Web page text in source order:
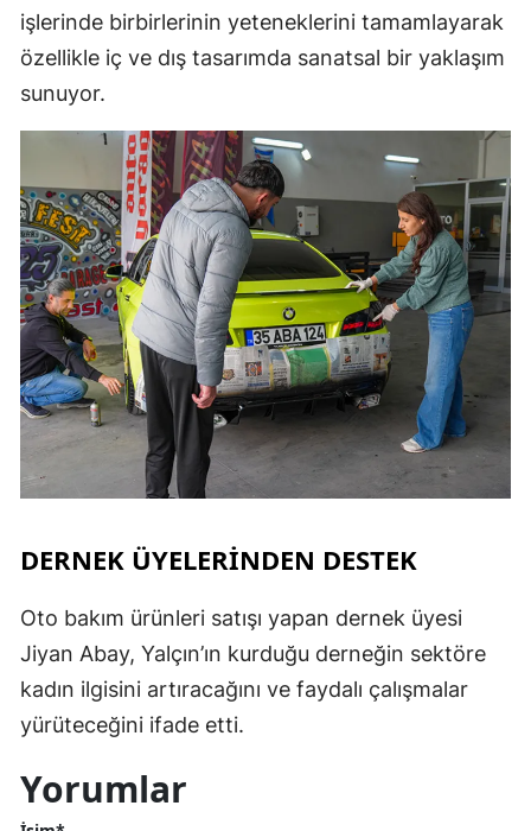
işlerinde birbirlerinin yeteneklerini tamamlayarak
özellikle iç ve dış tasarımda sanatsal bir yaklaşım
sunuyor.
DERNEK ÜYELERİNDEN DESTEK
Oto bakım ürünleri satışı yapan dernek üyesi
Jiyan Abay, Yalçın’ın kurduğu derneğin sektöre
kadın ilgisini artıracağını ve faydalı çalışmalar
yürüteceğini ifade etti.
Yorumlar